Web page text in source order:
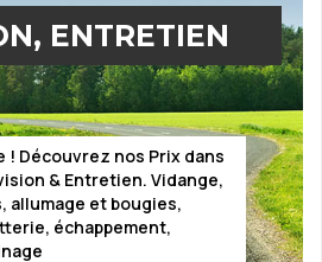
ENTRETIEN
! Découvrez nos Prix dans
& Entretien. Vidange,
allumage et bougies,
échappement,